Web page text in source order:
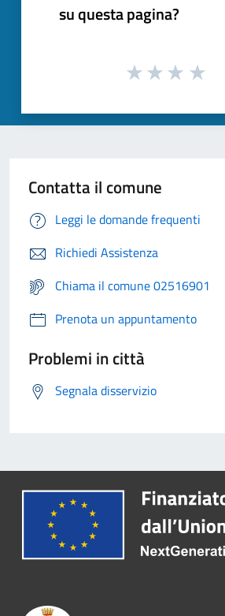
su questa pagina?
Contatta il comune
Leggi le domande frequenti
Richiedi Assistenza
Chiama il comune 02516901
Prenota un appuntamento
Problemi in città
Segnala disservizio